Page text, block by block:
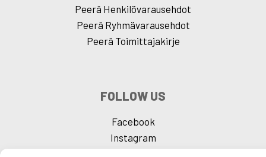
Peerâ Henkilövarausehdot
Peerâ Ryhmävarausehdot
Peerâ Toimittajakirje
FOLLOW US
Facebook
Instagram